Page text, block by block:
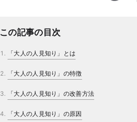
この記事の目次
「大人の人見知り」とは
「大人の人見知り」の特徴
「大人の人見知り」の改善方法
「大人の人見知り」の原因